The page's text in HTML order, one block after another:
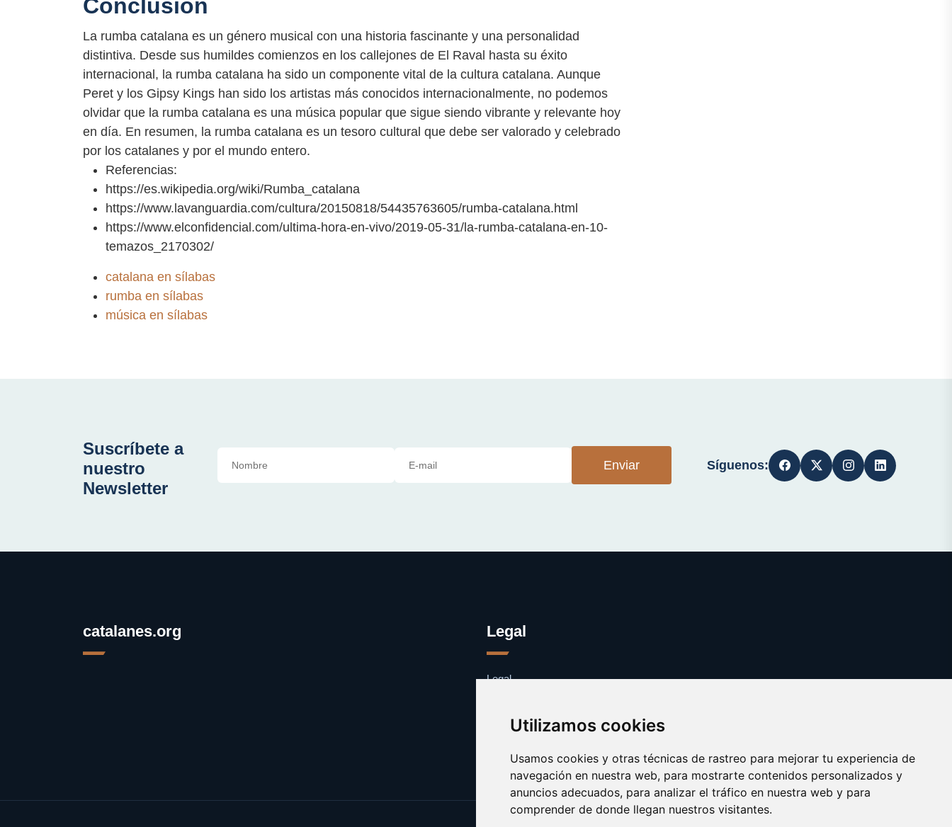
Utilizamos cookies
Usamos cookies y otras técnicas de rastreo para mejorar tu experiencia de
navegación en nuestra web, para mostrarte contenidos personalizados y
anuncios adecuados, para analizar el tráfico en nuestra web y para
comprender de donde llegan nuestros visitantes.
Conclusion
La rumba catalana es un género musical con una historia fascinante y una personalidad
distintiva. Desde sus humildes comienzos en los callejones de El Raval hasta su éxito
internacional, la rumba catalana ha sido un componente vital de la cultura catalana. Aunque
Peret y los Gipsy Kings han sido los artistas más conocidos internacionalmente, no podemos
olvidar que la rumba catalana es una música popular que sigue siendo vibrante y relevante hoy
en día. En resumen, la rumba catalana es un tesoro cultural que debe ser valorado y celebrado
por los catalanes y por el mundo entero.
Referencias:
https://es.wikipedia.org/wiki/Rumba_catalana
https://www.lavanguardia.com/cultura/20150818/54435763605/rumba-catalana.html
https://www.elconfidencial.com/ultima-hora-en-vivo/2019-05-31/la-rumba-catalana-en-10-
temazos_2170302/
catalana en sílabas
rumba en sílabas
música en sílabas
Suscríbete a
nuestro
Newsletter
Enviar Síguenos:
catalanes.org Legal
Legal
Contacto